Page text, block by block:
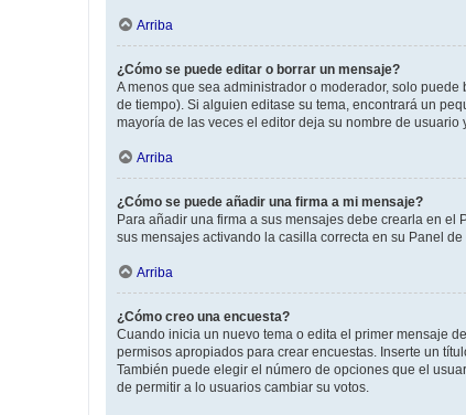
Arriba
¿Cómo se puede editar o borrar un mensaje?
A menos que sea administrador o moderador, solo
de tiempo). Si alguien editase su tema, encontrará un
mayoría de las veces el editor deja su nombre de
Arriba
¿Cómo se puede añadir una firma a mi mensaje?
Para añadir una firma a sus mensajes debe crearla en
sus mensajes activando la casilla correcta en su Panel
Arriba
¿Cómo creo una encuesta?
Cuando inicia un nuevo tema o edita el primer mensaje
permisos apropiados para crear encuestas. Inserte un
También puede elegir el número de opciones que el
de permitir a lo usuarios cambiar su votos.